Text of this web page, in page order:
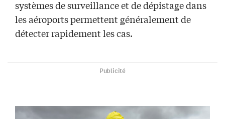
systèmes de surveillance et de dépistage dans
les aéroports permettent généralement de
détecter rapidement les cas.
Publicité